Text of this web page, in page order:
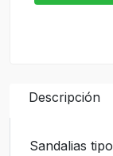
Descripción
Sandalias